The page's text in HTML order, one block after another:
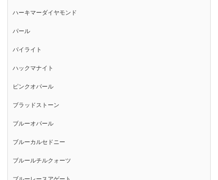
ハーキマーダイヤモンド
パール
パイライト
ハックマナイト
ピンクオパール
ブラッドストーン
ブルーオパール
ブルーカルセドニー
ブルールチルクォーツ